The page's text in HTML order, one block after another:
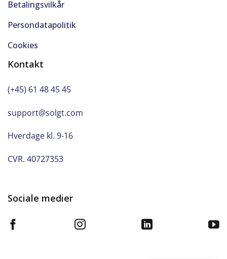
Betalingsvilkår
Persondatapolitik
Cookies
Kontakt
(+45) 61 48 45 45
support@solgt.com
Hverdage kl. 9-16
CVR. 40727353
Sociale medier